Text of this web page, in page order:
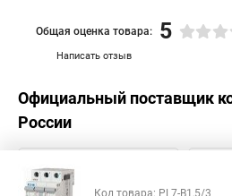
Написать отзыв
Общая оценка товара: 5
Официальный поставщик
России
Код товара: PL7-B1,5/3